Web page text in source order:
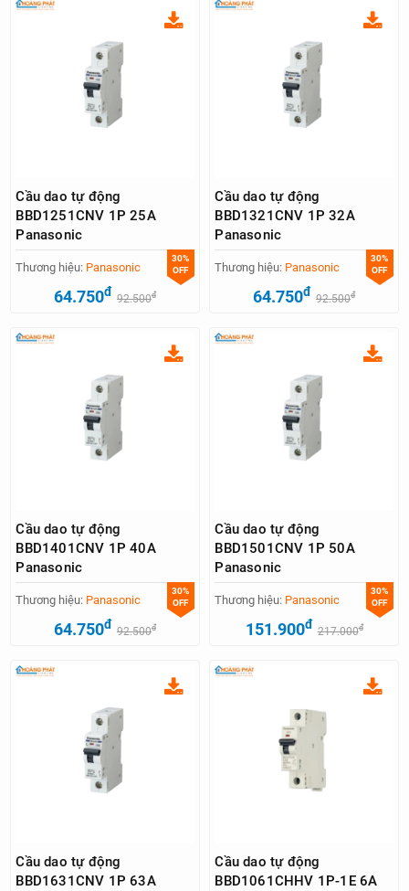
Cầu dao tự động
BBD1251CNV 1P 25A
Panasonic
30%
OFF
Thương hiệu: Panasonic
64.750đ 92.500đ
Cầu dao tự động
BBD1321CNV 1P 32A
Panasonic
30%
OFF
Thương hiệu: Panasonic
64.750đ 92.500đ
Cầu dao tự động
BBD1401CNV 1P 40A
Panasonic
30%
OFF
Thương hiệu: Panasonic
64.750đ 92.500đ
Cầu dao tự động
BBD1501CNV 1P 50A
Panasonic
30%
OFF
Thương hiệu: Panasonic
151.900đ 217.000đ
Cầu dao tự động
BBD1631CNV 1P 63A
Cầu dao tự động
BBD1061CHHV 1P-1E 6A